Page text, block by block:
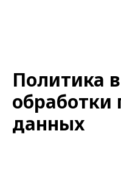
Политика
обработки
данных